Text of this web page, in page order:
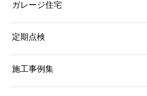
ガレージ住宅
定期点検
施工事例集